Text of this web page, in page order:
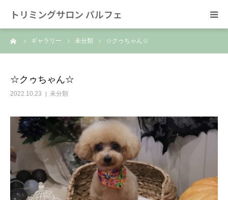
トリミングサロン パルフェ
ギャラリー 未分類 ☆クゥちゃん☆
☆クゥちゃん☆
2022.10.23 未分類
HOME
スタッフ
SNS/リンク